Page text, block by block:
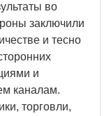
во
заключили
и тесно
и
каналам.
торговли,